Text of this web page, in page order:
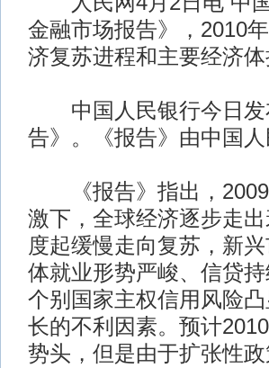
金融市场报告》，2010
济复苏进程和主要经济
中国人民银行今日发
告》。《报告》由中国
《报告》指出，2009
激下，全球经济逐步走
度起缓慢走向复苏，新
体就业形势严峻、信贷
个别国家主权信用风险
长的不利因素。预计
势头，但是由于扩张性